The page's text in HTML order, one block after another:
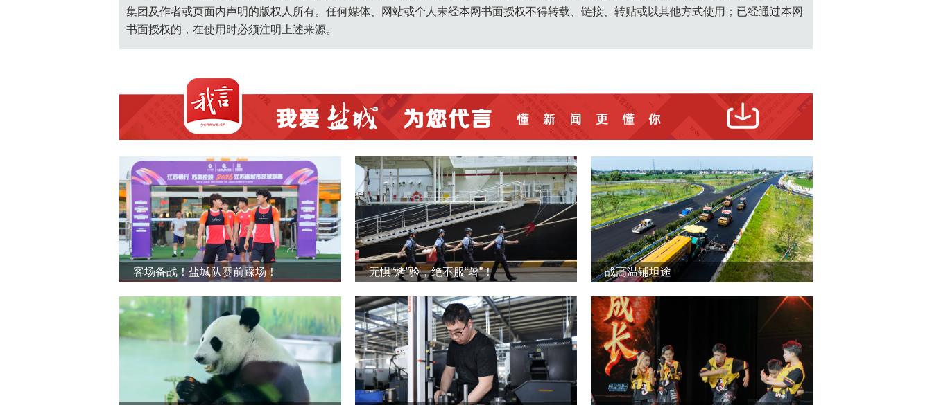
集团及作者或页面内声明的版权人所有。任何媒体、网站或个人未经本网书面授权不得转载、链接、转贴或以其他方式使用；已经通过本网
书面授权的，在使用时必须注明上述来源。
客场备战！盐城队赛前踩场！ 无惧“烤”验，绝不服“暑”！ 战高温铺坦途